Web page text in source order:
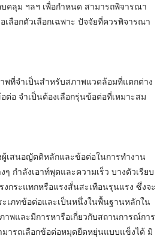
บคลุม ฯลฯ เพื่อกำหนด สามารถพิจารณา
ลือกตัวเลือกเฉพาะ ปัจจัยที่ควรพิจารณา
พที่จำเป็นสำหรับสภาพแวดล้อมที่แตกต่าง
ต่อ จำเป็นต้องเลือกรุ่นข้อต่อที่เหมาะสม
เสนอญัตติหลักและข้อต่อในการทำงาน
กำลังเอาท์พุตและความเร็ว บางตัวเรียบ
กระแทกหรือแรงสั่นสะเทือนรุนแรง ซึ่งจะ
ะเภทข้อต่อและเป็นหนึ่งในพื้นฐานหลักใน
าพและมีการหารือเกี่ยวกับสถานการณ์การ
ารถเลือกข้อต่อหมุดยืดหยุ่นแบบแข็งได้ มิ